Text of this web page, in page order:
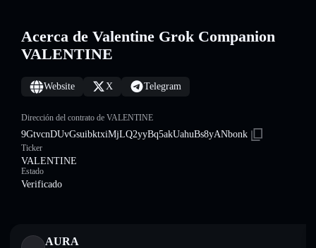
Acerca de Valentine Grok Companion
VALENTINE
Website X Telegram
Dirección del contrato de VALENTINE
9GtvcnDUvGsuibktxiMjLQ2yyBq5akUahuBs8yANbonk
Ticker
VALENTINE
Estado
Verificado
AURA